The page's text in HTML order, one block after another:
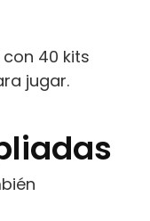
40 kits
jugar.